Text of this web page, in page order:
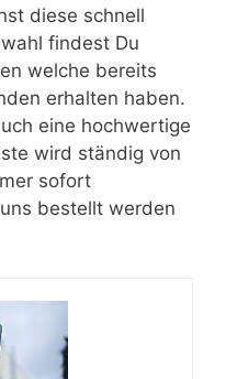
diese schnell
findest Du
welche bereits
erhalten haben.
eine hochwertige
wird ständig von
sofort
bestellt werden